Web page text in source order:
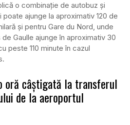
o combinație de autobuz și
ajunge la aproximativ 120 de
și pentru Gare du Nord, unde
Gaulle ajunge în aproximativ 30
peste 110 minute în cazul
oră câștigată la transferul
de la aeroportul